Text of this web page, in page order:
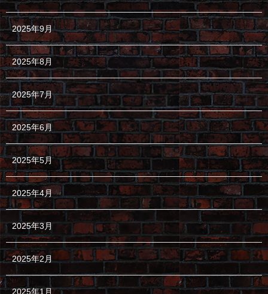
2025年9月
2025年8月
2025年7月
2025年6月
2025年5月
2025年4月
2025年3月
2025年2月
2025年1月